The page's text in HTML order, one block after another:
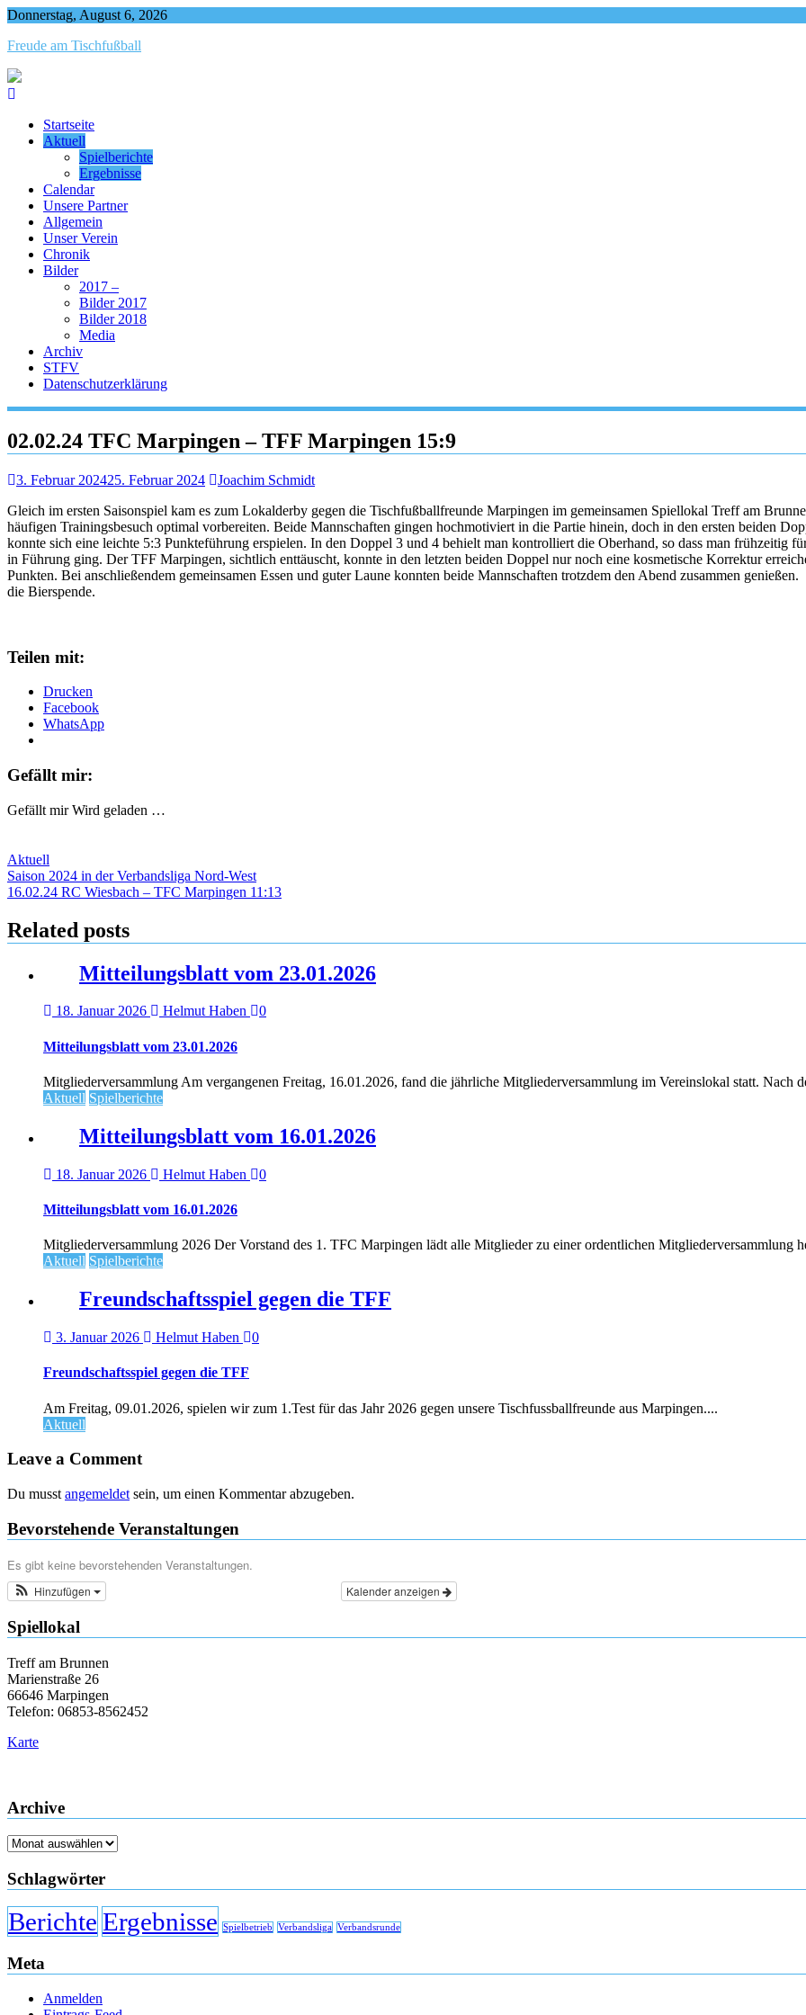
Skip
content
Donnerstag, August 6, 2026
Freude am Tischfußball
Startseite
Aktuell
Spielberichte
Ergebnisse
Calendar
Unsere Partner
Allgemein
Unser Verein
Chronik
Bilder
2017 –
Bilder 2017
Bilder 2018
Media
Archiv
STFV
Datenschutzerklärung
02.02.24 TFC Marpingen – TFF Marpingen 15:9
3. Februar 202425. Februar 2024
Joachim Schmidt
Gleich im ersten Saisonspiel kam es zum Lokalderby gegen die Tischfußballfreunde Marpingen im gemeinsamen Spiellokal Treff am
häufigen Trainingsbesuch optimal vorbereiten. Beide Mannschaften gingen hochmotiviert in die Partie hinein, doch in den ersten beiden
konnte sich eine leichte 5:3 Punkteführung erspielen. In den Doppel 3 und 4 behielt man kontrolliert die Oberhand, so dass man frühzeitig
in Führung ging. Der TFF Marpingen, sichtlich enttäuscht, konnte in den letzten beiden Doppel nur noch eine kosmetische Korrektur
Punkten. Bei anschließendem gemeinsamen Essen und guter Laune konnten beide Mannschaften trotzdem den Abend zusammen
die Bierspende.
Teilen mit:
Drucken
Facebook
WhatsApp
Gefällt mir:
Gefällt mir Wird geladen …
Aktuell
Beitragsnavigation
Saison 2024 in der Verbandsliga Nord-West
16.02.24 RC Wiesbach – TFC Marpingen 11:13
Related posts
Mitteilungsblatt vom 23.01.2026
18. Januar 2026 Helmut Haben 0
Mitteilungsblatt vom 23.01.2026
Mitgliederversammlung Am vergangenen Freitag, 16.01.2026, fand die jährliche Mitgliederversammlung im Vereinslokal statt. Nach
Aktuell Spielberichte
Mitteilungsblatt vom 16.01.2026
18. Januar 2026 Helmut Haben 0
Mitteilungsblatt vom 16.01.2026
Mitgliederversammlung 2026 Der Vorstand des 1. TFC Marpingen lädt alle Mitglieder zu einer ordentlichen Mitgliederversammlung
Aktuell Spielberichte
Freundschaftsspiel gegen die TFF
3. Januar 2026 Helmut Haben 0
Freundschaftsspiel gegen die TFF
Am Freitag, 09.01.2026, spielen wir zum 1.Test für das Jahr 2026 gegen unsere Tischfussballfreunde aus Marpingen....
Aktuell
Leave a Comment
Du musst angemeldet sein, um einen Kommentar abzugeben.
Bevorstehende Veranstaltungen
Es gibt keine bevorstehenden Veranstaltungen.
Kalender anzeigen
Hinzufügen
Spiellokal
Treff am Brunnen
Marienstraße 26
66646 Marpingen
Telefon: 06853-8562452
Karte
Archive
Archive
Schlagwörter
Berichte Ergebnisse Spielbetrieb Verbandsliga Verbandsrunde
Meta
Anmelden